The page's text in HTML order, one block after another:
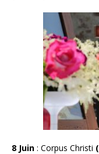
8 Juin : Corpus Christi (